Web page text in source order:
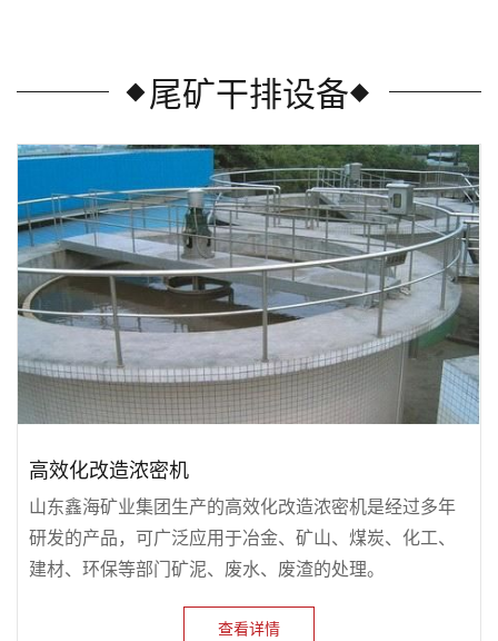
尾矿干排设备
高效化改造浓密机
山东鑫海矿业集团生产的高效化改造浓密机是经过多年
研发的产品，可广泛应用于冶金、矿山、煤炭、化工、
建材、环保等部门矿泥、废水、废渣的处理。
查看详情